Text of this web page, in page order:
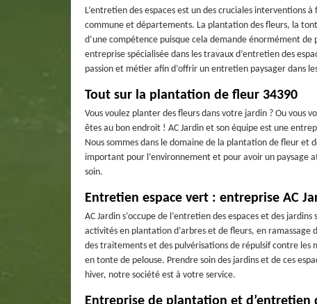
L’entretien des espaces est un des cruciales
commune et départements. La plantation des fleurs, la
d’une compétence puisque cela demande énormément
entreprise spécialisée dans les travaux d’entretien des
passion et métier afin d’offrir un entretien paysager dans
Tout sur la plantation de fleur 34390
Vous voulez planter des fleurs dans votre jardin ? Ou vous
êtes au bon endroit ! AC Jardin et son équipe est une
Nous sommes dans le domaine de la plantation de fleur et
important pour l’environnement et pour avoir un paysage
soin.
Entretien espace vert : entreprise AC
AC Jardin s’occupe de l’entretien des espaces et des
activités en plantation d’arbres et de fleurs, en
des traitements et des pulvérisations de répulsif contre les
en tonte de pelouse. Prendre soin des jardins et de ces
hiver, notre société est à votre service.
Entreprise de plantation et d’entretien